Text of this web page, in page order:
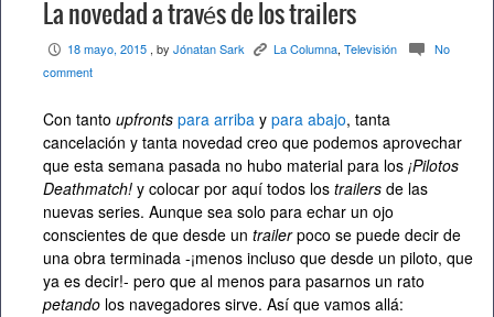
La novedad a través de los trailers
P 18 mayo, 2015 , by Jónatan Sark K La Columna,Televisión c No
comment
Con tanto upfronts para arriba y para abajo, tanta
cancelación y tanta novedad creo que podemos aprovechar
que esta semana pasada no hubo material para los ¡Pilotos
Deathmatch! y colocar por aquí todos los trailers de las
nuevas series. Aunque sea solo para echar un ojo
conscientes de que desde un trailerpoco se puede decir de
una obra terminada -¡menos incluso que desde un piloto, que
ya es decir!- pero que al menos para pasarnos un rato
petando los navegadores sirve. Así que vamos allá: